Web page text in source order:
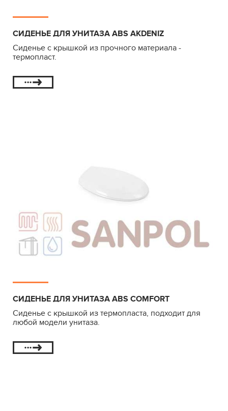
СИДЕНЬЕ ДЛЯ УНИТАЗА ABS AKDENIZ
Сиденье с крышкой из прочного материала -
термопласт.
СИДЕНЬЕ ДЛЯ УНИТАЗА ABS COMFORT
Сиденье с крышкой из термопласта, подходит для
любой модели унитаза.